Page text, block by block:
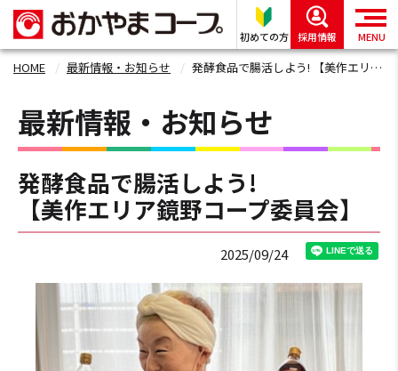
初めての方 採用情報 MENU
HOME 最新情報・お知らせ 発酵食品で腸活しよう! 【美作エリア鏡野コープ委員会】
最新情報・お知らせ
発酵食品で腸活しよう!
【美作エリア鏡野コープ委員会】
2025/09/24